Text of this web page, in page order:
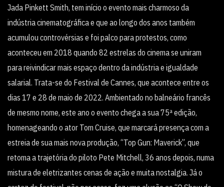
Jada Pinkett Smith, tem início o evento mais charmoso da
indústria cinematográfica e que ao longo dos anos também
acumulou controvérsias e foi palco para protestos, como
aconteceu em 2018 quando 82 estrelas do cinema se uniram
para reivindicar mais espaço dentro da indústria e igualdade
salarial. Trata-se do Festival de Cannes, que acontece entre os
dias 17 e 28 de maio de 2022. Ambientado no balneário francês
de mesmo nome, este ano o evento chega a sua 75ª edição,
homenageando o ator Tom Cruise, que marcará presença com a
estreia de sua mais nova produção, “Top Gun: Maverick”, que
retoma a trajetória do piloto Pete Mitchell, 36 anos depois, numa
mistura de eletrizantes cenas de ação e muita nostalgia. Já o